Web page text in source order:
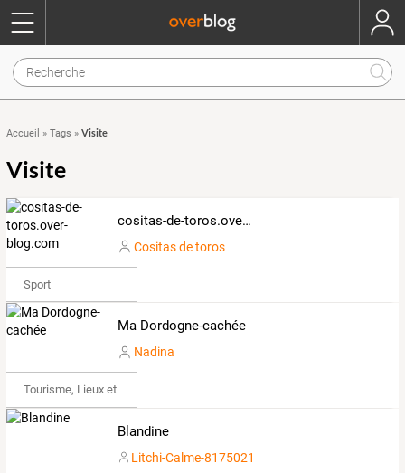
Accueil » Tags » Visite
Visite
cositas-de-toros.over-blog.com
Cositas de toros
Sport
Ma Dordogne-cachée
Nadina
Tourisme, Lieux et Événements
Blandine
Litchi-Calme-8175021